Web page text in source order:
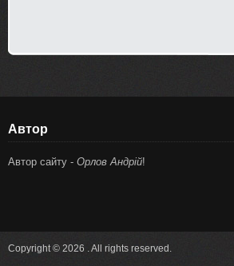
Автор
Автор сайту - Орлов Андрій!
Copyright © 2026 . All rights reserved.